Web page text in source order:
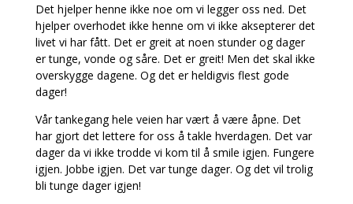
Det hjelper henne ikke noe om vi legger oss ned. Det
hjelper overhodet ikke henne om vi ikke aksepterer det
livet vi har fått. Det er greit at noen stunder og dager
er tunge, vonde og såre. Det er greit! Men det skal ikke
overskygge dagene. Og det er heldigvis flest gode
dager!
Vår tankegang hele veien har vært å være åpne. Det
har gjort det lettere for oss å takle hverdagen. Det var
dager da vi ikke trodde vi kom til å smile igjen. Fungere
igjen. Jobbe igjen. Det var tunge dager. Og det vil trolig
bli tunge dager igjen!